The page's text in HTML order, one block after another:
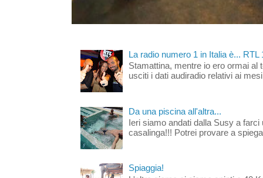
La radio numero 1 in Italia è... RTL
Stamattina, mentre io ero ormai al
usciti i dati audiradio relativi ai
Da una piscina all'altra...
Ieri siamo andati dalla Susy a
casalinga!!! Potrei provare a
Spiaggia!